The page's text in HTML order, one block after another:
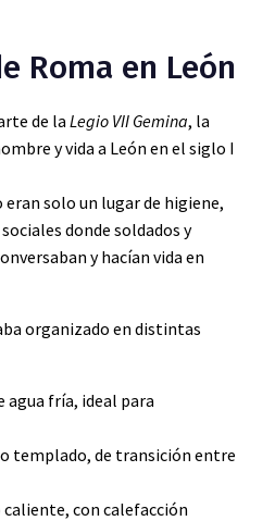
Roma en León
de la Legio VII Gemina, la
y vida a León en el siglo I
solo un lugar de higiene,
donde soldados y
y hacían vida en
organizado en distintas
agua fría, ideal para
templado, de transición entre
caliente, con calefacción